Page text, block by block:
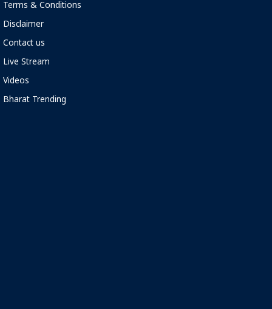
Terms & Conditions
Disclaimer
Contact us
Live Stream
Videos
Bharat Trending